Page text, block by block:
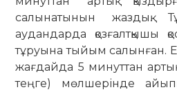
салынатынын жаздық.
аудандарда қозғалтқышы
тұруына тыйым салынған.
жағдайда 5 минуттан
теңге) мөлшерінде